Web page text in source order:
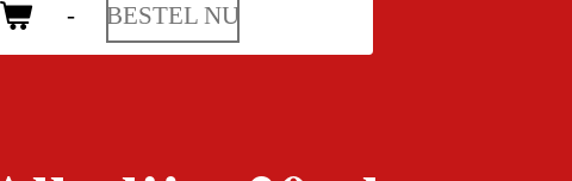
BESTEL NU